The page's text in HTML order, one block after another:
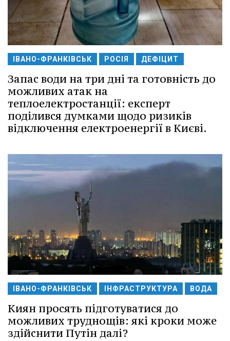
ІВАНО-ФРАНКІВСЬК РОСІЯ ДЕФІЦИТ
Запас води на три дні та готовність до
можливих атак на
теплоелектростанції: експерт
поділився думками щодо ризиків
відключення електроенергії в Києві.
ІВАНО-ФРАНКІВСЬК ІНФРАСТРУКТУРА ВОДА
Киян просять підготуватися до
можливих труднощів: які кроки може
здійснити Путін далі?